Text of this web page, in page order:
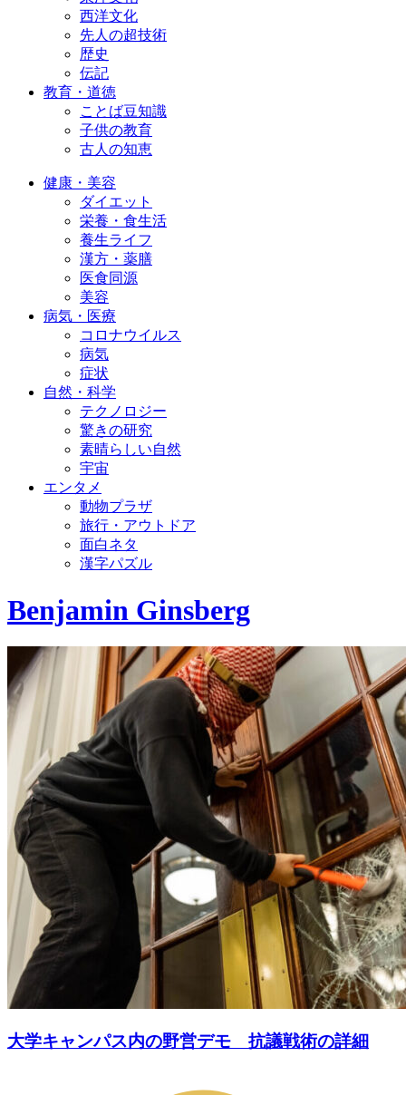
西洋文化
先人の超技術
歴史
伝記
教育・道徳
ことば豆知識
子供の教育
古人の知恵
健康・美容
ダイエット
栄養・食生活
養生ライフ
漢方・薬膳
医食同源
美容
病気・医療
コロナウイルス
病気
症状
自然・科学
テクノロジー
驚きの研究
素晴らしい自然
宇宙
エンタメ
動物プラザ
旅行・アウトドア
面白ネタ
漢字パズル
Benjamin Ginsberg
大学キャンパス内の野営デモ 抗議戦術の詳細